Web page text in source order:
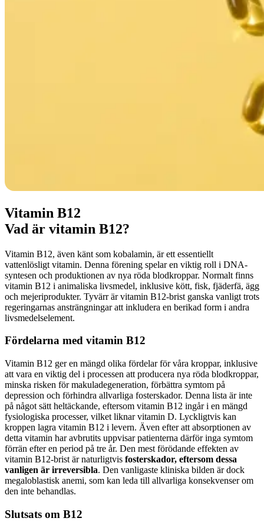
Vitamin B12
Vad är vitamin B12?
Vitamin B12, även känt som kobalamin, är ett essentiellt
vattenlösligt vitamin. Denna förening spelar en viktig roll i DNA-
syntesen och produktionen av nya röda blodkroppar. Normalt finns
vitamin B12 i animaliska livsmedel, inklusive kött, fisk, fjäderfä, ägg
och mejeriprodukter. Tyvärr är vitamin B12-brist ganska vanligt trots
regeringarnas ansträngningar att inkludera en berikad form i andra
livsmedelselement.
Fördelarna med vitamin B12
Vitamin B12 ger en mängd olika fördelar för våra kroppar, inklusive
att vara en viktig del i processen att producera nya röda blodkroppar,
minska risken för makuladegeneration, förbättra symtom på
depression och förhindra allvarliga fosterskador. Denna lista är inte
på något sätt heltäckande, eftersom vitamin B12 ingår i en mängd
fysiologiska processer, vilket liknar vitamin D. Lyckligtvis kan
kroppen lagra vitamin B12 i levern. Även efter att absorptionen av
detta vitamin har avbrutits uppvisar patienterna därför inga symtom
förrän efter en period på tre år. Den mest förödande effekten av
vitamin B12-brist är naturligtvis fosterskador, eftersom dessa
vanligen är irreversibla. Den vanligaste kliniska bilden är dock
megaloblastisk anemi, som kan leda till allvarliga konsekvenser om
den inte behandlas.
Slutsats om B12